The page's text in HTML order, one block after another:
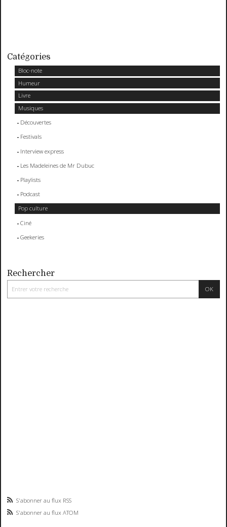
Catégories
Bloc-note
Humeur
Livre
Musiques
Découvertes
Festivals
Interview express
Les Madeleines de Mr Dubuc
Playlists
Podcast
Pop culture
Ciné
Geekeries
Rechercher
S'abonner au flux RSS
S'abonner au flux ATOM